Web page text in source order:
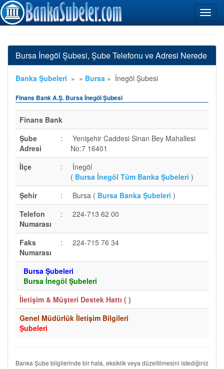
Bursa İnegöl Şubesi, Şube Telefonu ve Adresi Nerede
Banka Şubeleri » » Bursa » İnegöl Şubesi
Finans Bank A.Ş. Bursa İnegöl Şubesi
Finans Bank
Şube
Adresi
:
Yenişehir Caddesi Sinan Bey Mahallesi
No:7 16401
İlçe
:
İnegöl
( Bursa İnegöl Tüm Banka Şubeleri )
Şehir
: Bursa ( Bursa Banka Şubeleri )
Telefon
Numarası
: 224-713 62 00
Faks
Numarası
: 224-715 76 34
Bursa Şubeleri
Bursa İnegöl Şubeleri
İletişim & Müşteri Destek Hattı ( )
Genel Müdürlük İletişim Bilgileri
Şubeleri
Banka Şube bilgilerinde bir hata, eksiklik veya düzeltilmesini istediğiniz